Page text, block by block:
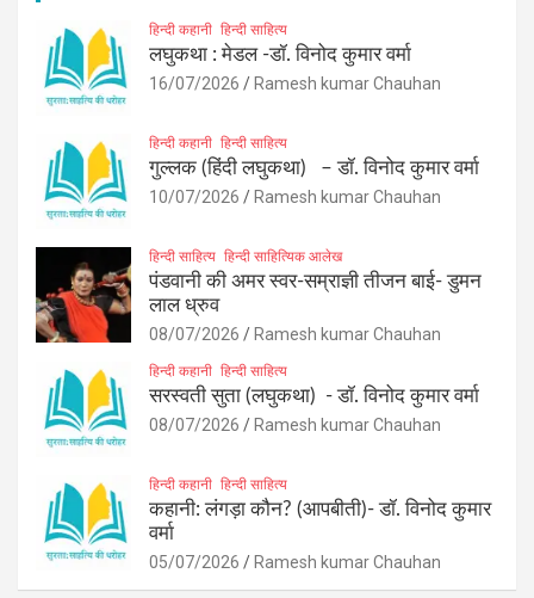
हिन्दी कहानी हिन्दी साहित्य
लघुकथा : मेडल -डॉ. विनोद कुमार वर्मा
16/07/2026 Ramesh kumar Chauhan
हिन्दी कहानी हिन्दी साहित्य
गुल्लक (हिंदी लघुकथा) – डॉ. विनोद कुमार वर्मा
10/07/2026 Ramesh kumar Chauhan
हिन्दी साहित्य हिन्दी साहित्यिक आलेख
पंडवानी की अमर स्वर-सम्राज्ञी तीजन बाई- डुमन
लाल ध्रुव
08/07/2026 Ramesh kumar Chauhan
हिन्दी कहानी हिन्दी साहित्य
सरस्वती सुता (लघुकथा) ​- डॉ. विनोद कुमार वर्मा
08/07/2026 Ramesh kumar Chauhan
हिन्दी कहानी हिन्दी साहित्य
कहानी: लंगड़ा कौन? (आपबीती)​- डॉ. विनोद कुमार
वर्मा
05/07/2026 Ramesh kumar Chauhan